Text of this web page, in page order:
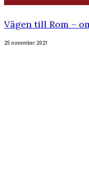
Vägen till Rom –
25 november 2021